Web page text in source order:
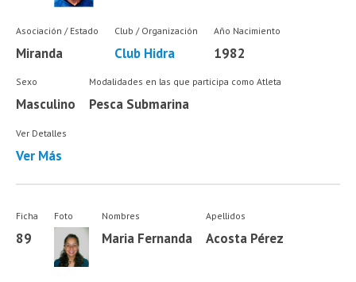
Asociación / Estado
Miranda
Club / Organización
Club Hidra
Año Nacimiento
1982
Sexo
Masculino
Modalidades en las que participa como Atleta
Pesca Submarina
Ver Detalles
Ver Más
Ficha
89
Foto Nombres
Maria Fernanda
Apellidos
Acosta Pérez